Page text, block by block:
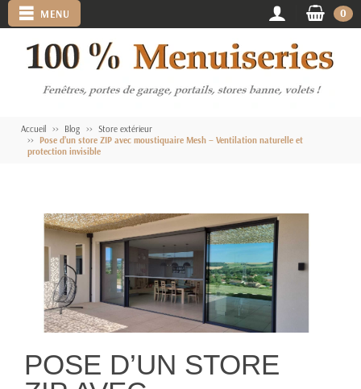
MENU 0
Accueil Blog
Store extérieur
Pose d’un store ZIP avec moustiquaire Mesh – Ventilation naturelle et
protection invisible
POSE D’UN STORE